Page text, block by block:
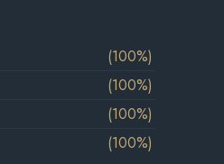
(100%)
(100%)
(100%)
(100%)